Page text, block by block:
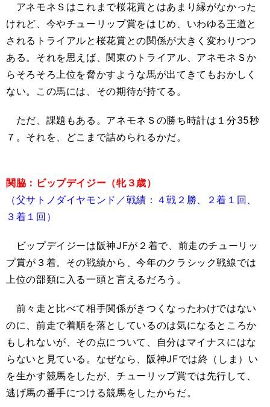
アネモネＳはこれまで桜花賞とはあまり縁がなかった
けれど、今やチューリップ賞をはじめ、いわゆる王道と
されるトライアルと桜花賞との関係が大きく変わりつつ
ある。それを思えば、関東のトライアル、アネモネＳか
らそろそろ上位を脅かすような馬が出てきてもおかしく
ない。この馬には、その期待が持てる。
ただ、課題もある。アネモネＳの勝ち時計は１分35秒
７。それを、どこまで詰められるかだ。
関脇：ビップデイジー（牝３歳）
（父サトノダイヤモンド／戦績：４戦２勝、２着１回、
３着１回）
ビップデイジーは阪神JFが２着で、前走のチューリッ
プ賞が３着。その戦績から、今年のクラシック戦線では
上位の部類に入る一頭と言えるだろう。
前々走と比べて相手関係がきつくなったわけではない
のに、前走で着順を落としているのは気になるところか
もしれないが、その点について、自分はマイナスにはな
らないと見ている。なぜなら、阪神JFでは終（しま）い
を生かす競馬をしたが、チューリップ賞では先行して、
逃げ馬の番手につける競馬をしたからだ。